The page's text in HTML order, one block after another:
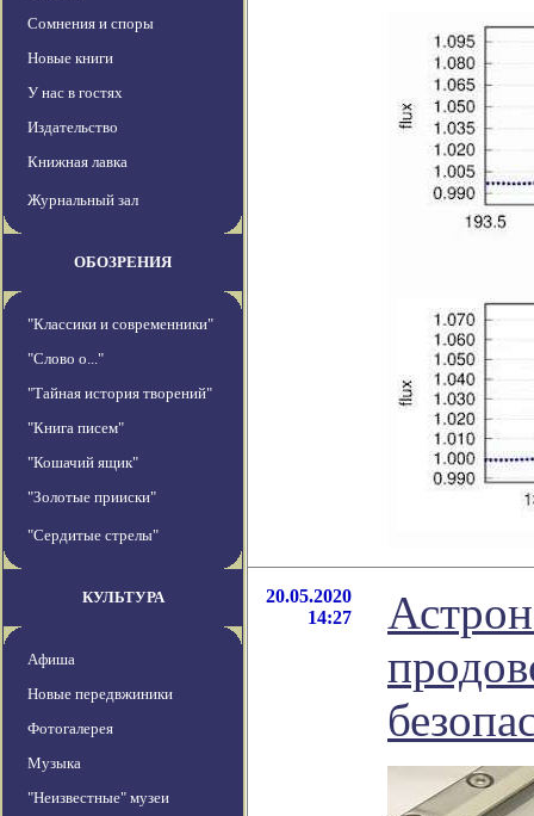
Сомнения и споры
Новые книги
У нас в гостях
Издательство
Книжная лавка
Журнальный зал
ОБОЗРЕНИЯ
"Классики и современники"
"Слово о..."
"Тайная история творений"
"Книга писем"
"Кошачий ящик"
"Золотые прииски"
"Сердитые стрелы"
КУЛЬТУРА
Афиша
Новые передвжиники
Фотогалерея
Музыка
"Неизвестные" музеи
20.05.2020
14:27